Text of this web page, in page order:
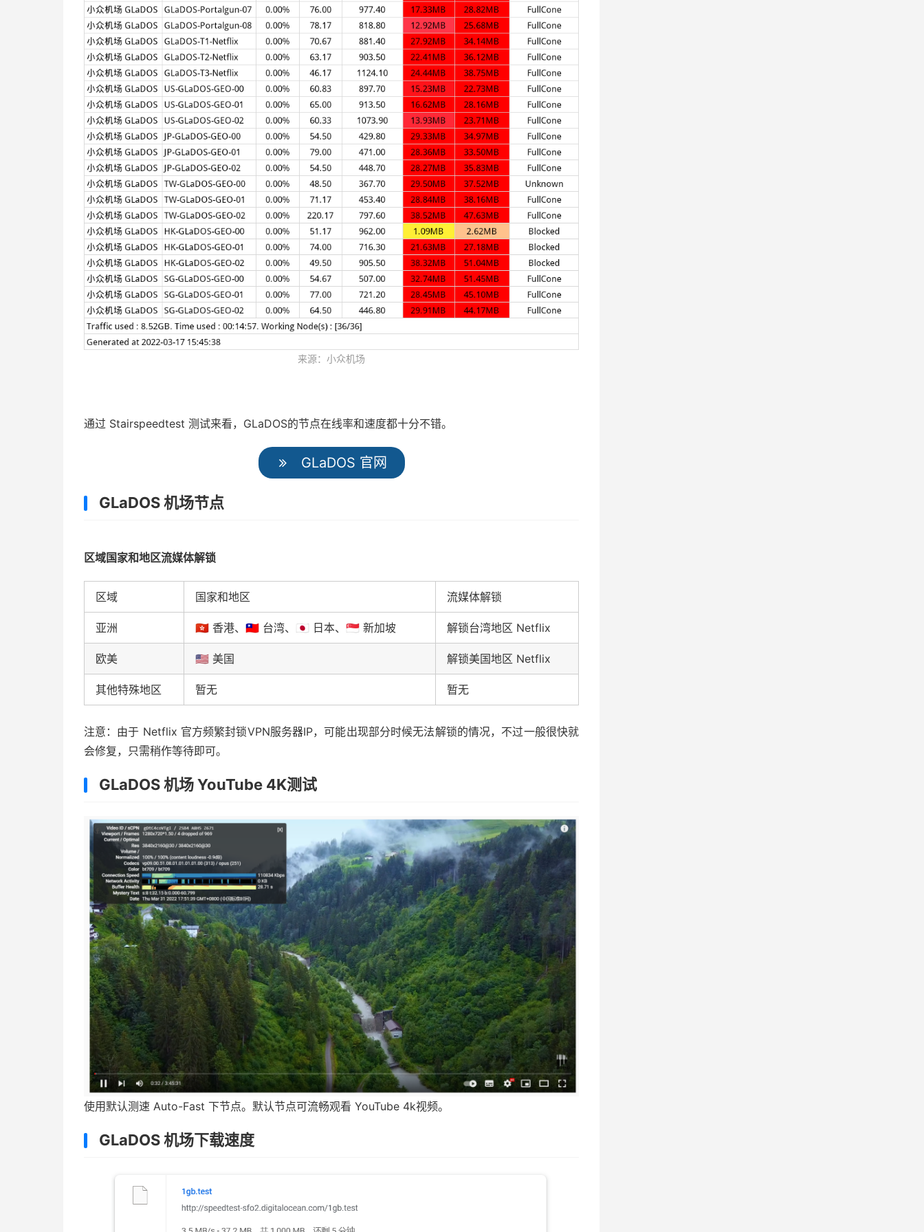
来源：小众机场
通过 Stairspeedtest 测试来看，GLaDOS的节点在线率和速度都十分不错。
GLaDOS 官网
GLaDOS 机场节点
区域国家和地区流媒体解锁
区域 国家和地区 流媒体解锁
亚洲 🇭🇰 香港、🇹🇼 台湾、🇯🇵 日本、🇸🇬 新加坡 解锁台湾地区 Netflix
欧美 🇺🇸 美国 解锁美国地区 Netflix
其他特殊地区 暂无 暂无
注意：由于 Netflix 官方频繁封锁VPN服务器IP，可能出现部分时候无法解锁的情况，不过一般很快就
会修复，只需稍作等待即可。
GLaDOS 机场 YouTube 4K测试
使用默认测速 Auto-Fast 下节点。默认节点可流畅观看 YouTube 4k视频。
GLaDOS 机场下载速度